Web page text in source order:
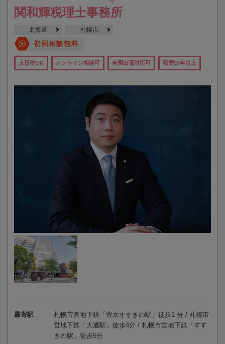
関和輝税理士事務所
北海道 札幌市
初回相談無料
土日祝OK オンライン相談可 全国出張対応可 職歴20年以上
最寄駅
札幌市営地下鉄「豊水すすきの駅」徒歩1 分 / 札幌市
営地下鉄「大通駅」徒歩4分 / 札幌市営地下鉄「すす
きの駅」徒歩5分